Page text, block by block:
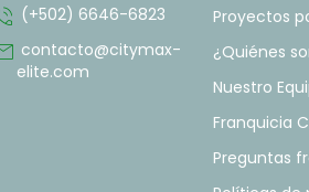
(+502) 6646-6823
contacto@citymax-
elite.com
Proyectos
¿Quiénes
Nuestro
Franquicia
Preguntas